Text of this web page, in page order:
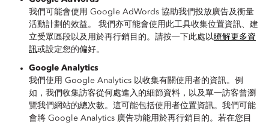
我們可能會使用 Google AdWords 協助我們投放廣告及衡量
活動計劃的效益。 我們亦可能會使用此工具收集位置資訊、建
立受眾區段以及用於再行銷目的。請按一下此處以瞭解更多資
訊或設定您的偏好。
Google Analytics
我們使用 Google Analytics 以收集有關使用者的資訊。例
如，我們收集訪客從何處進入的細節資料，以及單一訪客曾瀏
覽我們網站的總次數。這可能包括使用者位置資訊。我們可能
會將 Google Analytics 廣告功能用於再行銷目的。若在您目